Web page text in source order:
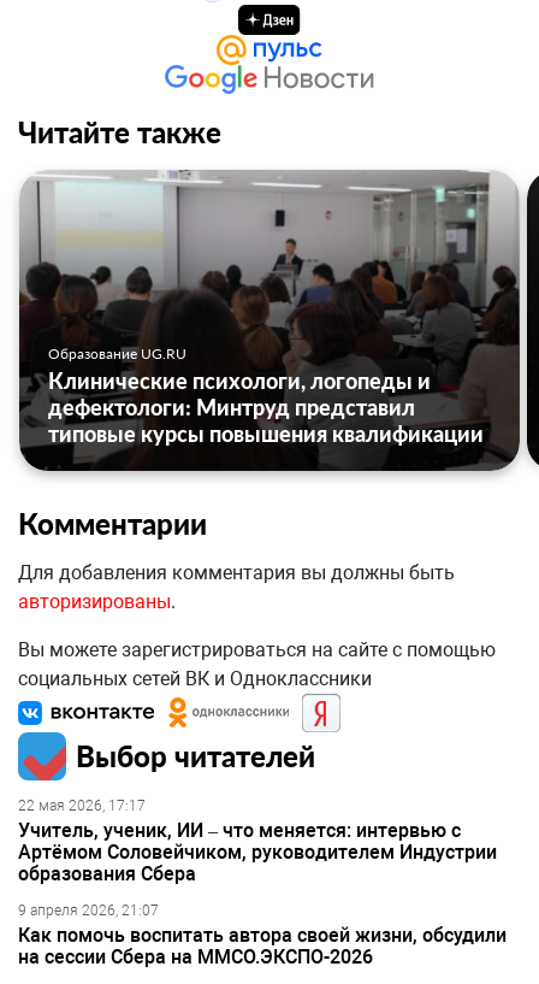
Читайте также
Образование UG.RU
Клинические психологи, логопеды и
дефектологи: Минтруд представил
типовые курсы повышения квалификации
Комментарии
Для добавления комментария вы должны быть
авторизированы.
Вы можете зарегистрироваться на сайте с помощью
социальных сетей ВК и Одноклассники
Выбор читателей
22 мая 2026, 17:17
Учитель, ученик, ИИ – что меняется: интервью с
Артёмом Соловейчиком, руководителем Индустрии
образования Сбера
9 апреля 2026, 21:07
Как помочь воспитать автора своей жизни, обсудили
на сессии Сбера на ММСО.ЭКСПО-2026